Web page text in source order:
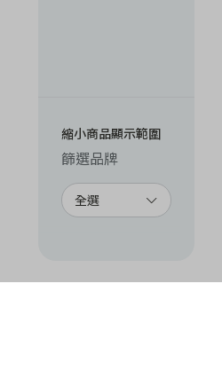
縮小商品顯示範圍
篩選品牌
全選